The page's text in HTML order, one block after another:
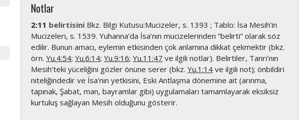
Notlar
2:11 belirtisini Bkz. Bilgi Kutusu:Mucizeler, s. 1393 ; Tablo: İsa Mesih’in
Mucizeleri, s. 1539. Yuhanna’da İsa’nın mucizelerinden “belirti” olarak söz
edilir. Bunun amacı, eylemin etkisinden çok anlamına dikkat çekmektir (bkz.
örn. Yu.4:54; Yu.6:14; Yu.9:16; Yu.11:47 ve ilgili notlar). Belirtiler, Tanrı’nın
Mesih’teki yüceliğini gözler önüne serer (bkz. Yu.1:14 ve ilgili not); önbildiri
niteliğindedir ve İsa’nın yetkisini, Eski Antlaşma dönemine ait (arınma,
tapınak, Şabat, man, bayramlar gibi) uygulamaları tamamlayarak eksiksiz
kurtuluş sağlayan Mesih olduğunu gösterir.